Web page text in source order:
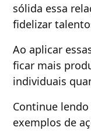
sólida essa
fidelizar
Ao aplicar
ficar mais
individuais
Continue
exemplos de